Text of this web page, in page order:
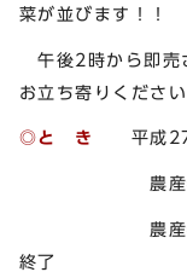
菜が並びます！！
午後2時から即売
お立ち寄りください
◎と き 平成27
農産物の
農産物の即
終了